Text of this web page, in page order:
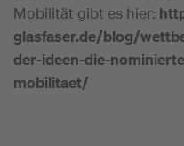
Mobilität gibt es hier:
glasfaser.de/blog/
der-ideen-die-
mobilitaet/